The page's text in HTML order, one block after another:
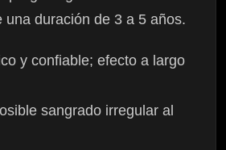
una duración de 3 a 5 años.
y confiable; efecto a largo
sangrado irregular al